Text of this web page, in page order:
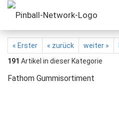
« Erster « zurück weiter »
191 Artikel in dieser Kategorie
Fathom Gummisortiment